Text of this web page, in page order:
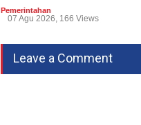
Pemerintahan
07 Agu 2026, 166 Views
Leave a Comment